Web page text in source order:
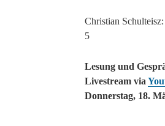
Christian
5
Lesung und
Livestream via
Donnerstag, 18.